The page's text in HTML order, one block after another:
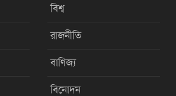
বিশ্ব
রাজনীতি
বাণিজ্য
বিনোদন